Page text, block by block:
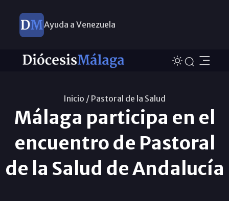
Ayuda a Venezuela
Inicio / Pastoral de la Salud
Málaga participa en el
encuentro de Pastoral
de la Salud de Andalucía